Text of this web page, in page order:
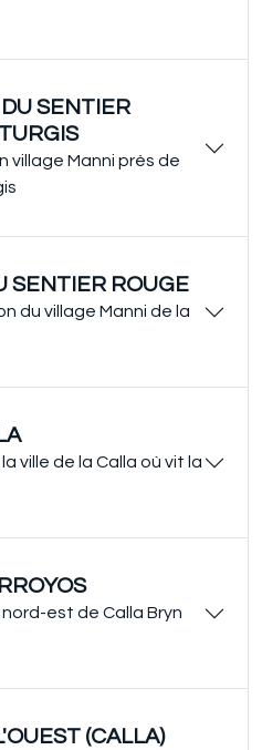
SENTIER
village Manni près de
SENTIER ROUGE
du village Manni de la
ville de la Calla où vit la
est de Calla Bryn
(CALLA)